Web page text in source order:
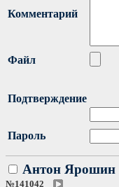
Комментарий
Файл
Подтверждение
Пароль
Антон Ярошин
№141042